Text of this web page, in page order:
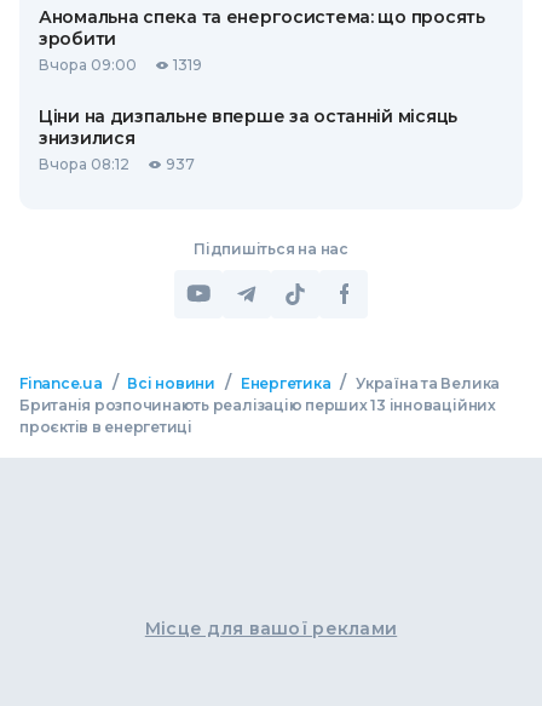
Аномальна спека та енергосистема: що просять
зробити
Вчора 09:00 1319
Ціни на дизпальне вперше за останній місяць
знизилися
Вчора 08:12 937
Підпишіться на нас
Finance.ua / Всі новини / Енергетика / Україна та Велика
Британія розпочинають реалізацію перших 13 інноваційних
проєктів в енергетиці
Місце для вашої реклами